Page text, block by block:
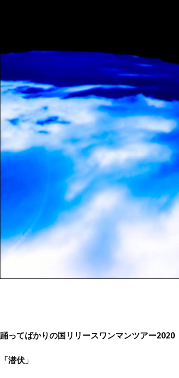
踊ってばかりの国リリースワンマンツアー2020
「潜伏」